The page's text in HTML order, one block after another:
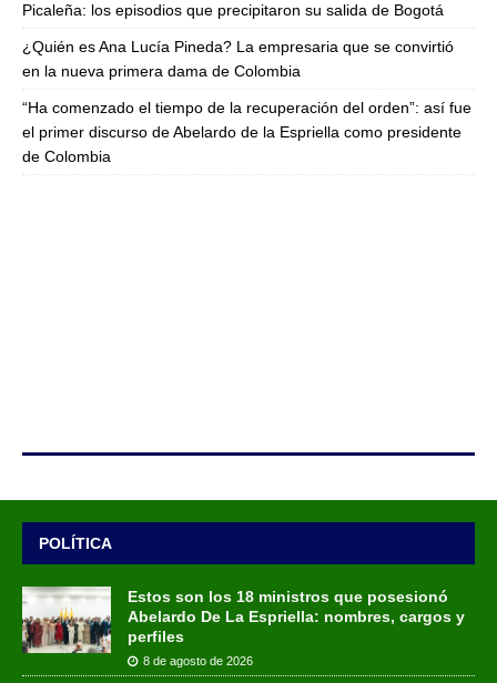
Picaleña: los episodios que precipitaron su salida de Bogotá
¿Quién es Ana Lucía Pineda? La empresaria que se convirtió
en la nueva primera dama de Colombia
“Ha comenzado el tiempo de la recuperación del orden”: así fue
el primer discurso de Abelardo de la Espriella como presidente
de Colombia
POLÍTICA
Estos son los 18 ministros que posesionó
Abelardo De La Espriella: nombres, cargos y
perfiles
8 de agosto de 2026